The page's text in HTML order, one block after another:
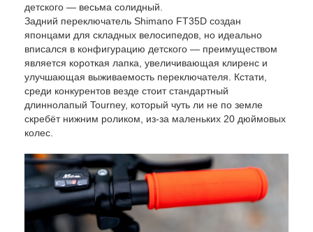
детского — весьма солидный.
Задний переключатель Shimano FT35D создан
японцами для складных велосипедов, но идеально
вписался в конфигурацию детского — преимуществом
является короткая лапка, увеличивающая клиренс и
улучшающая выживаемость переключателя. Кстати,
среди конкурентов везде стоит стандартный
длиннолапый Tourney, который чуть ли не по земле
скребёт нижним роликом, из-за маленьких 20 дюймовых
колес.